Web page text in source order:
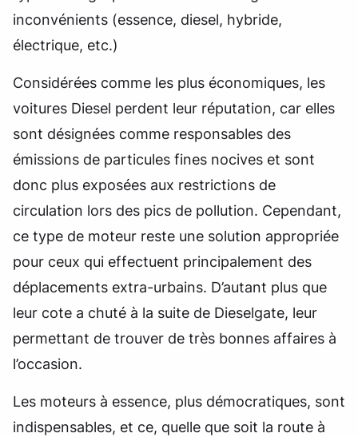
inconvénients (essence, diesel, hybride,
électrique, etc.)
Considérées comme les plus économiques, les
voitures Diesel perdent leur réputation, car elles
sont désignées comme responsables des
émissions de particules fines nocives et sont
donc plus exposées aux restrictions de
circulation lors des pics de pollution. Cependant,
ce type de moteur reste une solution appropriée
pour ceux qui effectuent principalement des
déplacements extra-urbains. D’autant plus que
leur cote a chuté à la suite de Dieselgate, leur
permettant de trouver de très bonnes affaires à
l’occasion.
Les moteurs à essence, plus démocratiques, sont
indispensables, et ce, quelle que soit la route à